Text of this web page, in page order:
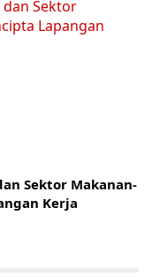
Sektor Makanan-
Kerja